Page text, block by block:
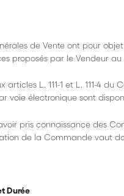
de Vente ont pour
proposés par le Vendeur au
articles L. 111-1 et L. 111-4
voie électronique sont
pris connaissance des
de la Commande vaut
Durée